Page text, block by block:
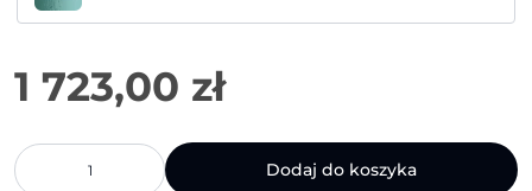
ilość
Krzesło
Dodaj do koszyka